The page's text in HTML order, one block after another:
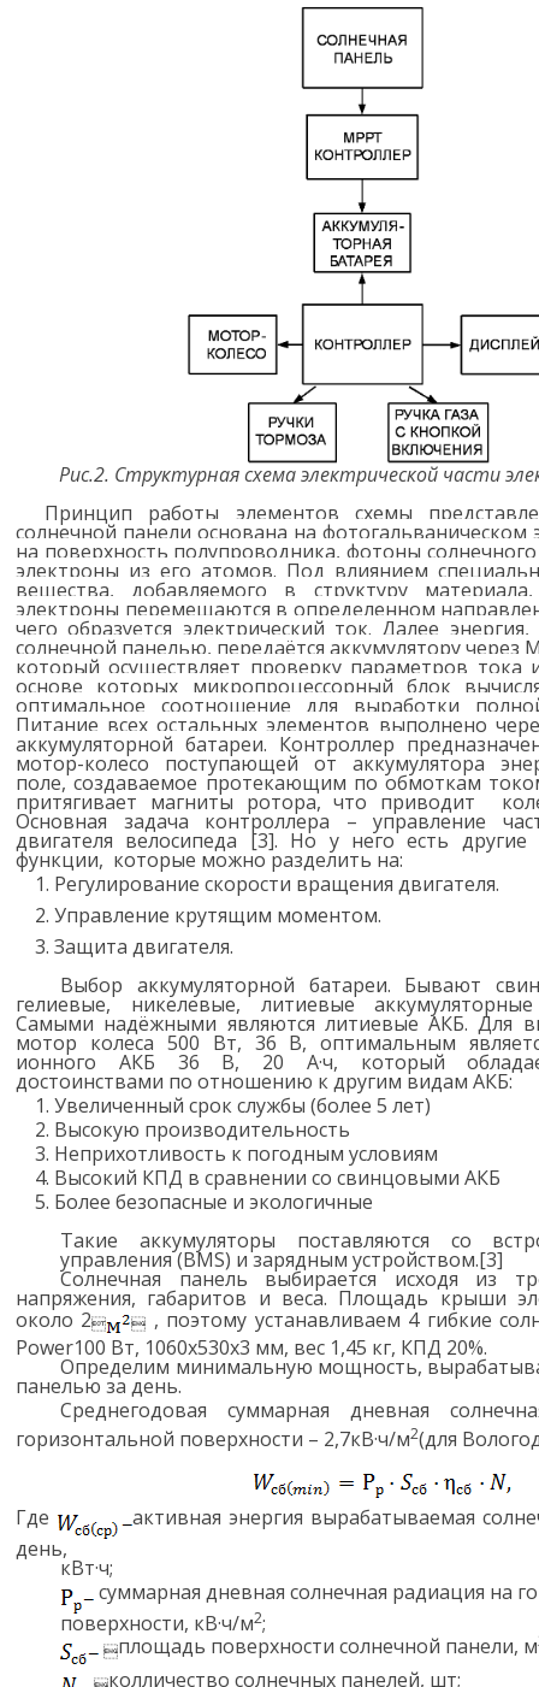
Рис.2. Структурная схема электрической части
Принцип работы элементов схемы
солнечной панели основана на фотогальваническом
на поверхность полупроводника, фотоны
электроны из его атомов. Под влиянием
вещества, добавляемого в структуру
электроны перемещаются в определенном
чего образуется электрический ток. Далее
солнечной панелью, передаётся аккумулятору через
который осуществляет проверку параметров тока
основе которых микропроцессорный блок
оптимальное соотношение для выработки
Питание всех остальных элементов выполнено
аккумуляторной батареи. Контроллер
мотор-колесо поступающей от аккумулятора
поле, создаваемое протекающим по обмоткам
притягивает магниты ротора, что приводит
Основная задача контроллера – управление
двигателя велосипеда [3]. Но у него есть другие
функции, которые можно разделить на:
Регулирование скорости вращения двигателя.
Управление крутящим моментом.
Защита двигателя.
Выбор аккумуляторной батареи. Бывают
гелиевые, никелевые, литиевые
Самыми надёжными являются литиевые АКБ. Для
мотор колеса 500 Вт, 36 В, оптимальным
ионного АКБ 36 В, 20 А·ч, который
достоинствами по отношению к другим видам АКБ:
Увеличенный срок службы (более 5 лет)
Высокую производительность
Неприхотливость к погодным условиям
Высокий КПД в сравнении со свинцовыми АКБ
Более безопасные и экологичные
Такие аккумуляторы поставляются со
управления (BMS) и зарядным устройством.[3]
Солнечная панель выбирается исходя из
напряжения, габаритов и веса. Площадь крыши
около 2  , поэтому устанавливаем 4 гибкие
Power100 Вт, 1060х530х3 мм, вес 1,45 кг, КПД 20%.
Определим минимальную мощность,
панелью за день.
Среднегодовая суммарная дневная
горизонтальной поверхности – 2,7кВ·ч/м2(для
Где
активная энергия вырабатываемая
день,
кВт·ч;
суммарная дневная солнечная радиация на
поверхности, кВ·ч/м2;
площадь поверхности солнечной панели, м
колличество солнечных панелей, шт;